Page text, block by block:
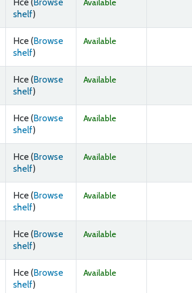
shelf(Opens below)
)
Available
Hce (Browse
shelf(Opens below)
)
Available
Hce (Browse
shelf(Opens below)
)
Available
Hce (Browse
shelf(Opens below)
)
Available
Hce (Browse
shelf(Opens below)
)
Available
Hce (Browse
shelf(Opens below)
)
Available
Hce (Browse
shelf(Opens below)
)
Available
Hce (Browse
shelf(Opens below)
)
Available